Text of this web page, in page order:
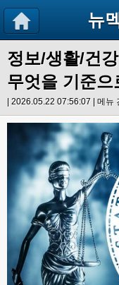
뉴
정보/생활/건강
무엇을 기준
| 2026.05.22 07:56:07 | 메뉴